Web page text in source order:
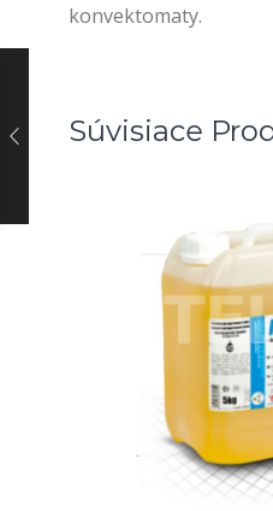
konvektomaty.
Súvisiace